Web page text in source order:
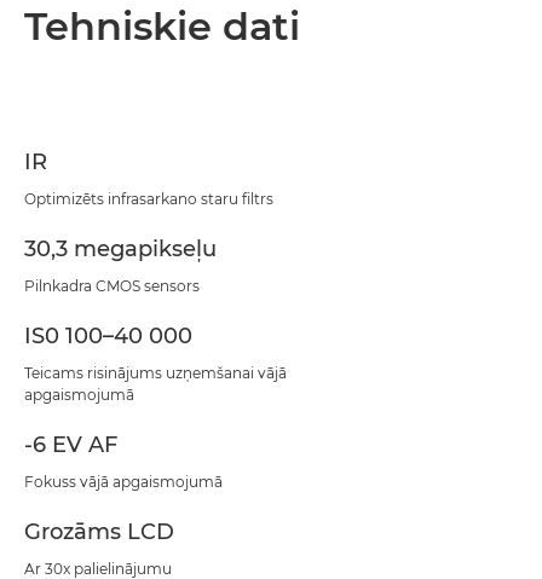
Tehniskie dati
IR
Optimizēts infrasarkano staru filtrs
30,3 megapikseļu
Pilnkadra CMOS sensors
IS0 100–40 000
Teicams risinājums uzņemšanai vājā
apgaismojumā
-6 EV AF
Fokuss vājā apgaismojumā
Grozāms LCD
Ar 30x palielinājumu